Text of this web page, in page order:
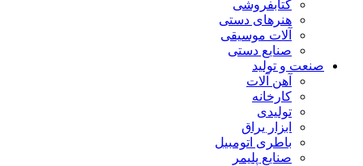
کتابفروشی
هنرهای دستی
آلات موسیقی
صنایع دستی
صنعت و تولید
آهن آلات
کارخانه
تولیدی
ابزار یراق
باطری اتومبیل
صنایع پلیمر